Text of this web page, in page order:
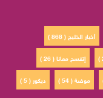
أخبار الخليج ( 868 )
إتفسح معانا ( 26 )
ديكور ( 5 )
موضة ( 54 )